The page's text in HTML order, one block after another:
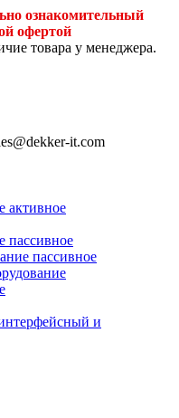
ознакомительный
офертой
товара у менеджера.
it.com
активное
пассивное
пассивное
и